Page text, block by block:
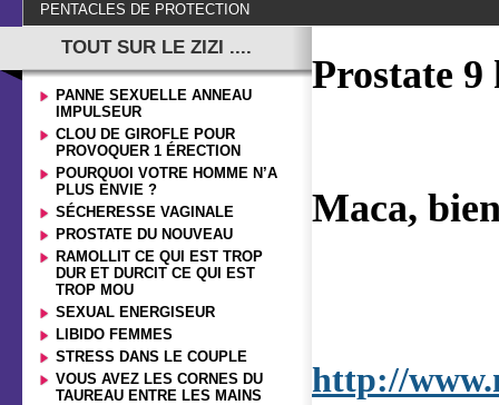
PENTACLES DE PROTECTION
TOUT SUR LE ZIZI ....
PANNE SEXUELLE ANNEAU
IMPULSEUR
CLOU DE GIROFLE POUR
PROVOQUER 1 ÉRECTION
POURQUOI VOTRE HOMME N’A
PLUS ENVIE ?
SÉCHERESSE VAGINALE
PROSTATE DU NOUVEAU
RAMOLLIT CE QUI EST TROP
DUR ET DURCIT CE QUI EST
TROP MOU
SEXUAL ENERGISEUR
LIBIDO FEMMES
STRESS DANS LE COUPLE
VOUS AVEZ LES CORNES DU
TAUREAU ENTRE LES MAINS
Prostate
Maca,
http://